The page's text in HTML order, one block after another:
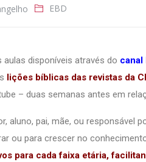
EBD
disponíveis através do canal
lições bíblicas das revistas da
– duas semanas antes em
aluno, pai, mãe, ou responsável
ou para crescer no
para cada faixa etária,